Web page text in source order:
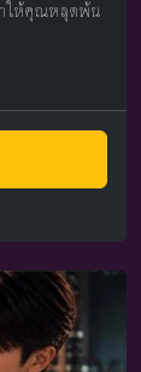
ำให้คุณหลุดพ้น